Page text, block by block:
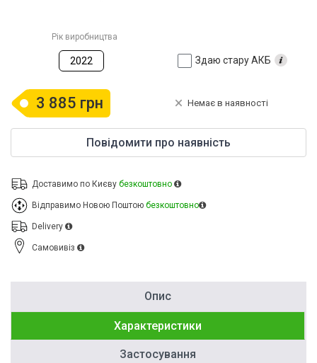
Рік виробництва
2022 Здаю стару АКБ
3 885 грн Немає в наявності
Повідомити про наявність
Доставимо по Києву безкоштовно
Відправимо Новою Поштою безкоштовно
Delivery
Cамовивіз
Опис
Характеристики
Застосування